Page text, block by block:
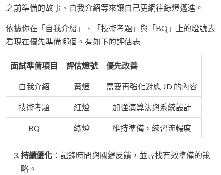
之前準備的故事、自我介紹等來讓自己更網往綠燈邁進。
依據你在「自我介紹」、「技術考題」與「BQ」上的燈號去
看現在優先準備哪個。有如下的評估表
面試準備項目 評估燈號 優先改善
自我介紹 黃燈 需要再強化對應 JD 的內容
技術考題 紅燈 加強演算法與系統設計
BQ 綠燈 維持準備，練習流暢度
持續優化 ：記錄時間與關鍵反饋，並尋找有效準備的策
略。